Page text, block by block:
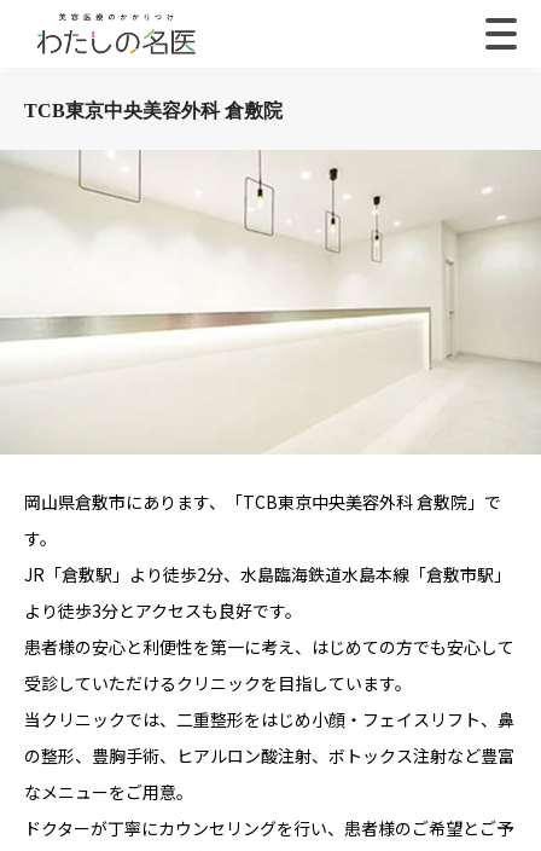
TCB東京中央美容外科 倉敷院
岡山県倉敷市にあります、「TCB東京中央美容外科 倉敷院」で
す。
JR「倉敷駅」より徒歩2分、水島臨海鉄道水島本線「倉敷市駅」
より徒歩3分とアクセスも良好です。
患者様の安心と利便性を第一に考え、はじめての方でも安心して
受診していただけるクリニックを目指しています。
当クリニックでは、二重整形をはじめ小顔・フェイスリフト、鼻
の整形、豊胸手術、ヒアルロン酸注射、ボトックス注射など豊富
なメニューをご用意。
ドクターが丁寧にカウンセリングを行い、患者様のご希望とご予